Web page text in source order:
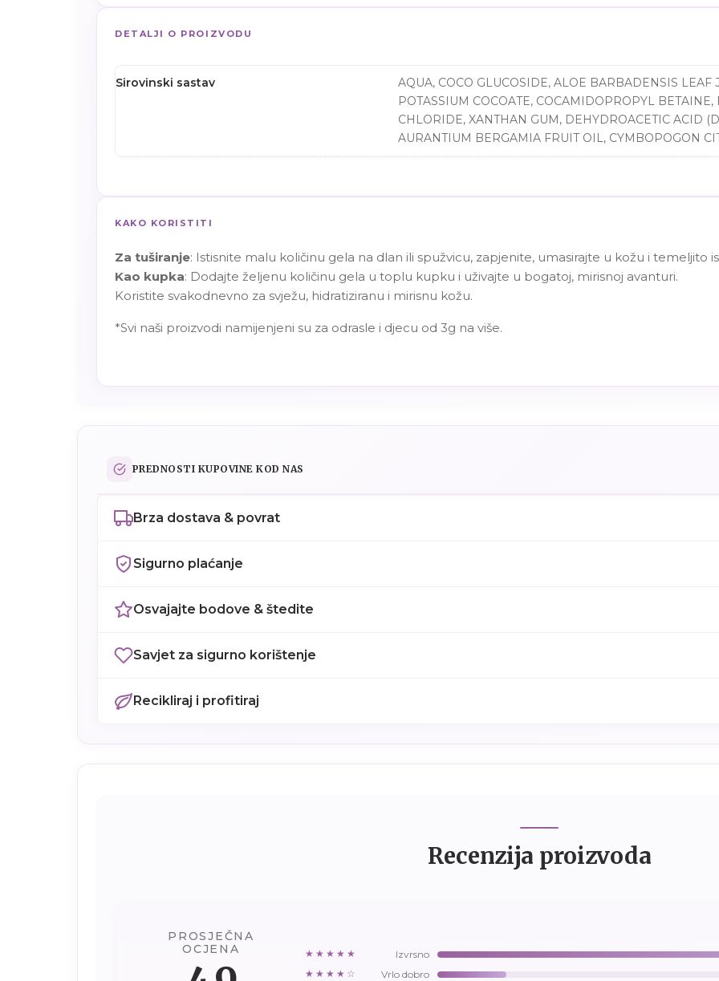
DETALJI O PROIZVODU
Sirovinski sastav
AQUA, COCO GLUCOSIDE, ALOE BARBADENSIS LEAF
POTASSIUM COCOATE, COCAMIDOPROPYL
CHLORIDE, XANTHAN GUM, DEHYDROACETIC ACID
AURANTIUM BERGAMIA FRUIT OIL, CYMBOPOGON
KAKO KORISTITI
Za tuširanje: Istisnite malu količinu gela na dlan ili spužvicu, zapjenite, umasirajte u kožu i temeljito
Kao kupka: Dodajte željenu količinu gela u toplu kupku i uživajte u bogatoj, mirisnoj avanturi.
Koristite svakodnevno za svježu, hidratiziranu i mirisnu kožu.
*Svi naši proizvodi namijenjeni su za odrasle i djecu od 3g na više.
PREDNOSTI KUPOVINE KOD NAS
Brza dostava & povrat
Sigurno plaćanje
Osvajajte bodove & štedite
Savjet za sigurno korištenje
Recikliraj i profitiraj
Recenzija proizvoda
PROSJEČNA
OCJENA
★★★★★ Izvrsno
★★★★☆ Vrlo dobro